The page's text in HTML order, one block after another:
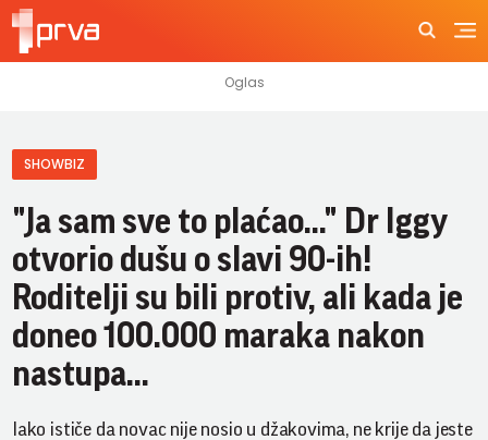
SHOWBIZ
"Ja sam sve to plaćao..." Dr Iggy
otvorio dušu o slavi 90-ih!
Roditelji su bili protiv, ali kada je
doneo 100.000 maraka nakon
nastupa...
Iako ističe da novac nije nosio u džakovima, ne krije da jeste